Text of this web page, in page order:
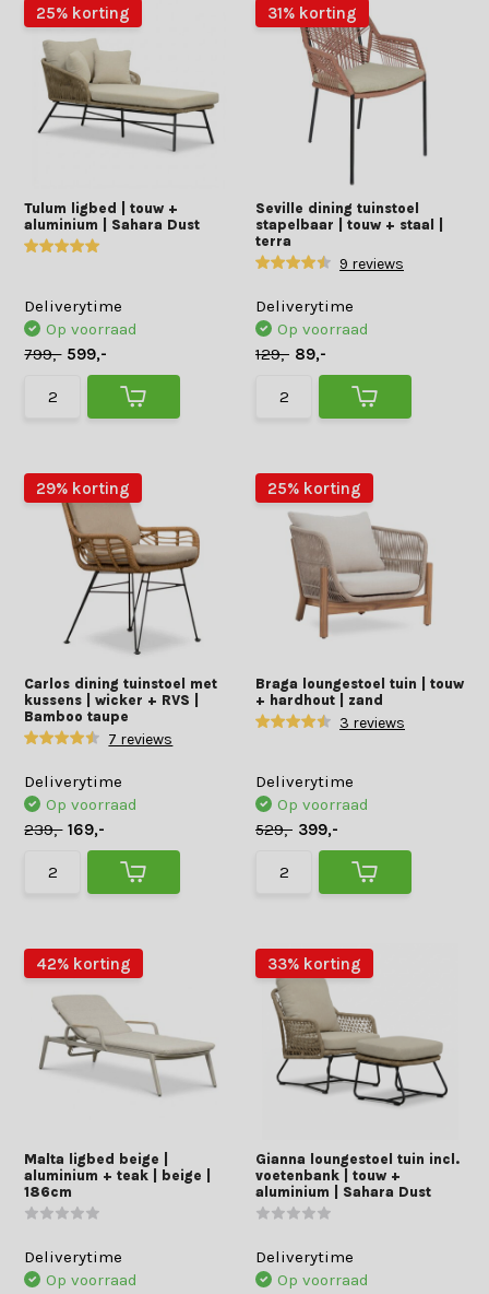
25% korting
Tulum ligbed | touw +
aluminium | Sahara Dust
Deliverytime
Op voorraad
799,- 599,-
31% korting
Seville dining tuinstoel
stapelbaar | touw + staal |
terra
9 reviews
Deliverytime
Op voorraad
129,- 89,-
29% korting
Carlos dining tuinstoel met
kussens | wicker + RVS |
Bamboo taupe
7 reviews
Deliverytime
Op voorraad
239,- 169,-
25% korting
Braga loungestoel tuin | touw
+ hardhout | zand
3 reviews
Deliverytime
Op voorraad
529,- 399,-
42% korting
Malta ligbed beige |
aluminium + teak | beige |
186cm
Deliverytime
Op voorraad
33% korting
Gianna loungestoel tuin incl.
voetenbank | touw +
aluminium | Sahara Dust
Deliverytime
Op voorraad